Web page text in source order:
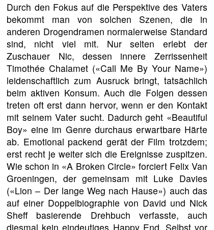
Durch den Fokus auf die Perspektive des Vaters
bekommt man von solchen Szenen, die in
anderen Drogendramen normalerweise Standard
sind, nicht viel mit. Nur selten erlebt der
Zuschauer Nic, dessen innere Zerrissenheit
Timothée Chalamet («Call Me By Your Name»)
leidenschaftlich zum Ausruck bringt, tatsächlich
beim aktiven Konsum. Auch die Folgen dessen
treten oft erst dann hervor, wenn er den Kontakt
mit seinem Vater sucht. Dadurch geht «Beautiful
Boy» eine im Genre durchaus erwartbare Härte
ab. Emotional packend gerät der Film trotzdem;
erst recht je weiter sich die Ereignisse zuspitzen.
Wie schon in «A Broken Circle» forciert Felix Van
Groeningen, der gemeinsam mit Luke Davies
(«Lion – Der lange Weg nach Hause») auch das
auf einer Doppelbiographie von David und Nick
Sheff basierende Drehbuch verfasste, auch
diesmal kein eindeutiges Happy End. Selbst vor